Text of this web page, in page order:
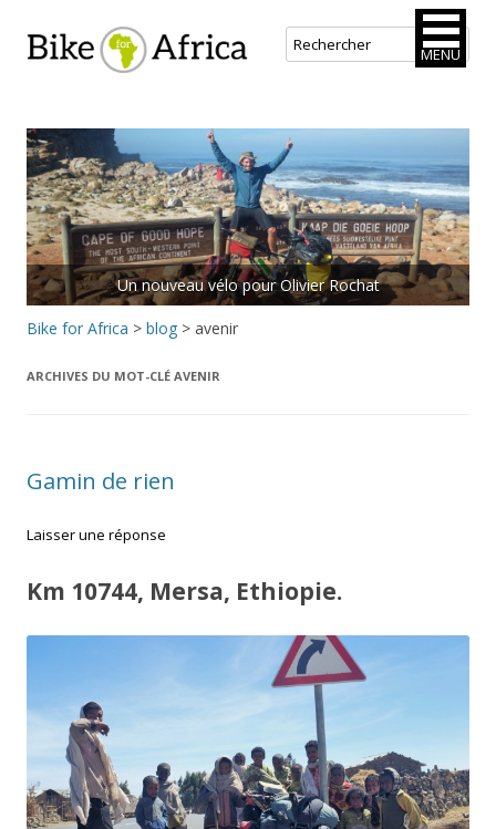
Bike for Africa
au
contenu
principal
Un nouveau vélo pour Olivier Rochat
Bike for Africa > blog > avenir
ARCHIVES DU MOT-CLÉ AVENIR
Gamin de rien
Laisser une réponse
Km 10744, Mersa, Ethiopie.
MENU